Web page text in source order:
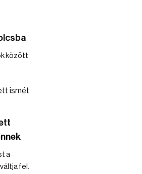
között
a
fel.